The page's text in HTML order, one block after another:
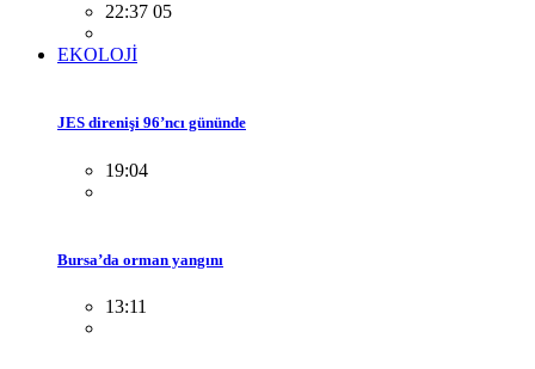
22:37 05
EKOLOJİ
JES direnişi 96’ncı gününde
19:04
Bursa’da orman yangını
13:11